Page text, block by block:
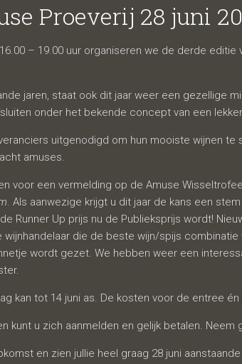
Proeverij 28 juni
– 19.00 uur organiseren we de derde editie
jaren, staat ook dit jaar weer een gezellige
onder het bekende concept van een
uitgenodigd om hun mooiste wijnen te
amuses.
voor een vermelding op de Amuse
. Als aanwezige krijgt u dit jaar de kans een
Runner Up prijs nu de Publieksprijs wordt!
wijnhandelaar die de beste wijn/spijs
wordt gezet. We hebben weer een
kan tot 14 juni as. De kosten voor de entree
kunt u zich aanmelden en gelijk betalen.
en zien jullie heel graag 28 juni